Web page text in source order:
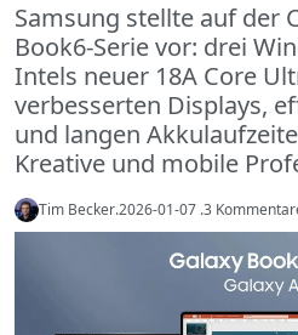
Samsung stellte auf der
Book6-Serie vor: drei
Intels neuer 18A Core
verbesserten Displays,
und langen
Kreative und mobile
Tim Becker.2026-01-07 .3